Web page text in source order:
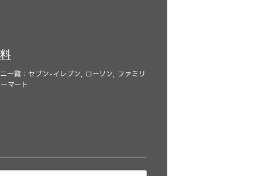
一覧：セブン-イレブン, ローソン, ファミリ
マート